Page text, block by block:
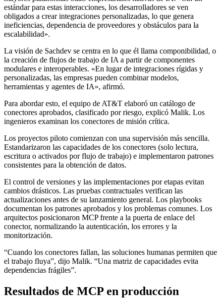
estándar para estas interacciones, los desarrolladores se ven
obligados a crear integraciones personalizadas, lo que genera
ineficiencias, dependencia de proveedores y obstáculos para la
escalabilidad».
La visión de Sachdev se centra en lo que él llama componibilidad, o
la creación de flujos de trabajo de IA a partir de componentes
modulares e interoperables. «En lugar de integraciones rígidas y
personalizadas, las empresas pueden combinar modelos,
herramientas y agentes de IA», afirmó.
Para abordar esto, el equipo de AT&T elaboró ​​un catálogo de
conectores aprobados, clasificado por riesgo, explicó Malik. Los
ingenieros examinan los conectores de misión crítica.
Los proyectos piloto comienzan con una supervisión más sencilla.
Estandarizaron las capacidades de los conectores (solo lectura,
escritura o activados por flujo de trabajo) e implementaron patrones
consistentes para la obtención de datos.
El control de versiones y las implementaciones por etapas evitan
cambios drásticos. Las pruebas contractuales verifican las
actualizaciones antes de su lanzamiento general. Los playbooks
documentan los patrones aprobados y los problemas comunes. Los
arquitectos posicionaron MCP frente a la puerta de enlace del
conector, normalizando la autenticación, los errores y la
monitorización.
“Cuando los conectores fallan, las soluciones humanas permiten que
el trabajo fluya”, dijo Malik. “Una matriz de capacidades evita
dependencias frágiles”.
Resultados de MCP en producción